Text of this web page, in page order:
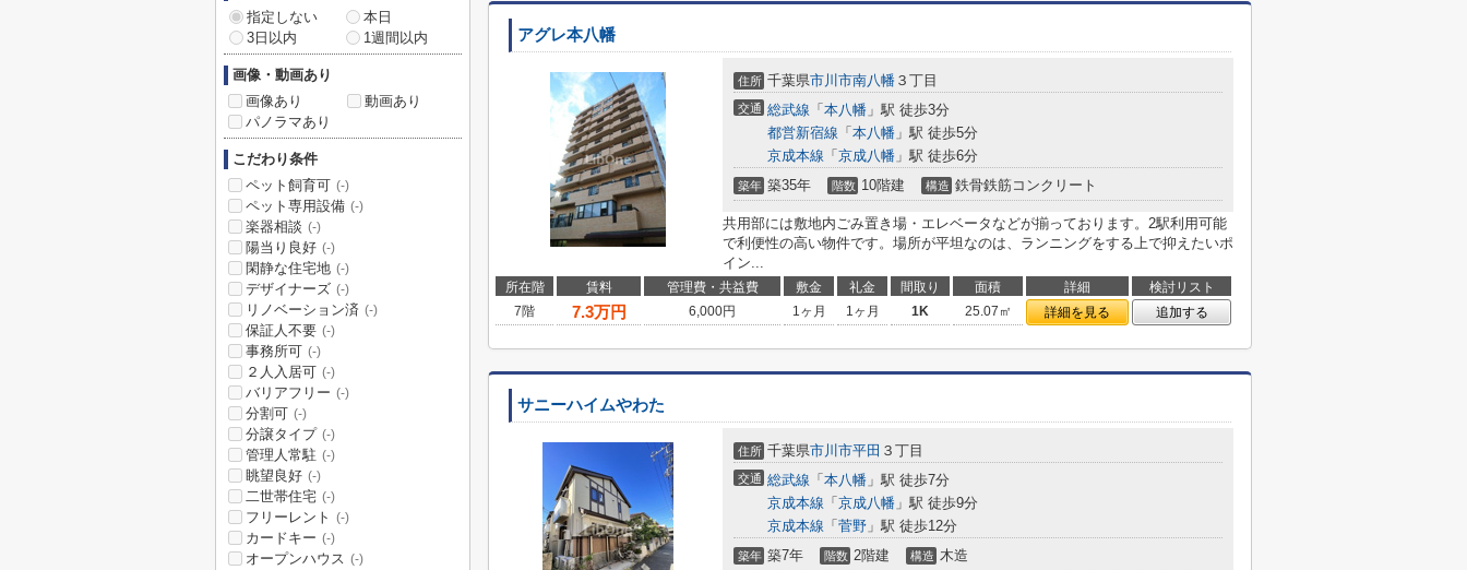
アグレ本八幡
住所 千葉県市川市南八幡 ３丁目
交通 総武線 「 本八幡 」駅 徒歩3分
都営新宿線 「 本八幡 」駅 徒歩5分
京成本線 「 京成八幡 」駅 徒歩6分
築年 築35年 階数 10階建 構造 鉄骨鉄筋コンクリート
共用部には敷地内ごみ置き場・エレベータなどが揃っております。2駅利用可能
で利便性の高い物件です。場所が平坦なのは、ランニングをする上で抑えたいポ
イン...
所在階 賃料 管理費・共益費 敷金 礼金 間取り 面積 詳細
検討リスト
7階
7.3万円 6,000円 1ヶ月 1ヶ月 1K 25.07㎡ 詳細を見る 追加する
サニーハイムやわた
住所 千葉県市川市平田 ３丁目
交通 総武線 「 本八幡 」駅 徒歩7分
京成本線 「 京成八幡 」駅 徒歩9分
京成本線 「 菅野 」駅 徒歩12分
築年 築7年 階数 2階建 構造 木造
指定しない
本日
3日以内
1週間以内
画像・動画あり
画像あり
動画あり
パノラマあり
こだわり条件
ペット飼育可 (-)
ペット専用設備 (-)
楽器相談 (-)
陽当り良好 (-)
閑静な住宅地 (-)
デザイナーズ (-)
リノベーション済 (-)
保証人不要 (-)
事務所可 (-)
２人入居可 (-)
バリアフリー (-)
分割可 (-)
分譲タイプ (-)
管理人常駐 (-)
眺望良好 (-)
二世帯住宅 (-)
フリーレント (-)
カードキー (-)
オープンハウス (-)